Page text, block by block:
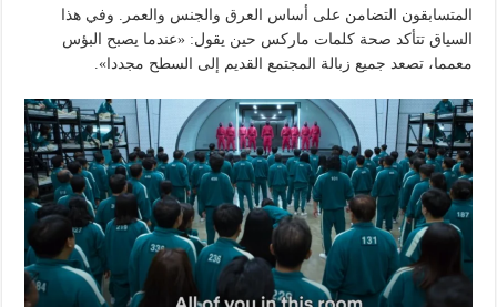
المتسابقون التضامن على أساس العرق والجنس والعمر. وفي هذا
السياق تتأكد صحة كلمات ماركس حين يقول: «عندما يصبح البؤس
معمما، تصعد جميع زبالة المجتمع القديم إلى السطح مجددا».